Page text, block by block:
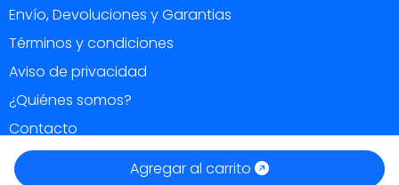
Agregar al carrito
Envío, Devoluciones y Garantias
Términos y condiciones
Aviso de privacidad
¿Quiénes somos?
Contacto
Todos los derechos reservados 2026.